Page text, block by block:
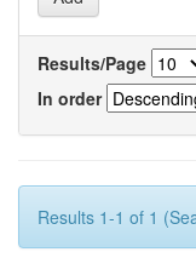
Results/Page
In order
Results 1-1 of 1